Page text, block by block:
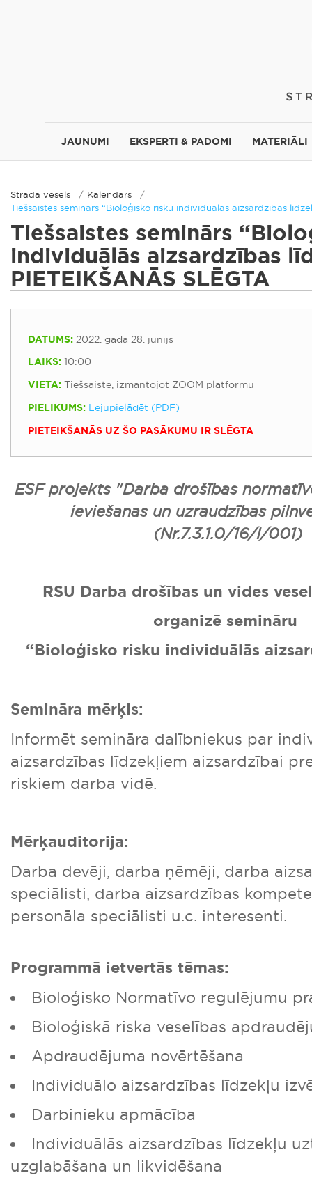
JAUNUMI EKSPERTI & PADOMI MATERIĀLI
Strādā vesels
Kalendārs
Tiešsaistes seminārs “Bioloģisko risku individuālās aizsardzības
Tiešsaistes seminārs
individuālās aizsardzības
PIETEIKŠANĀS SLĒGTA
DATUMS: 2022. gada 28. jūnijs
LAIKS: 10:00
VIETA: Tiešsaiste, izmantojot ZOOM platformu
PIELIKUMS: Lejupielādēt (PDF)
PIETEIKŠANĀS UZ ŠO PASĀKUMU IR SLĒGTA
ESF projekts "Darba drošības
ieviešanas un uzraudzības
(Nr.7.3.1.0/16/I/001)
RSU Darba drošības un vides
organizē semināru
“Bioloģisko risku individuālās
Semināra mērķis:
Informēt semināra dalībniekus par
aizsardzības līdzekļiem aizsardzībai
riskiem darba vidē.
Mērķauditorija:
Darba devēji, darba ņēmēji, darba
speciālisti, darba aizsardzības
personāla speciālisti u.c. interesenti.
Programmā ietvertās tēmas:
Bioloģisko Normatīvo regulējumu
Bioloģiskā riska veselības
Apdraudējuma novērtēšana
Individuālo aizsardzības līdzekļu
Darbinieku apmācība
Individuālās aizsardzības līdzekļu
uzglabāšana un likvidēšana